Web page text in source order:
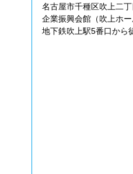
名古屋市千種区吹上二
企業振興会館（吹上ホ
地下鉄吹上駅5番口から